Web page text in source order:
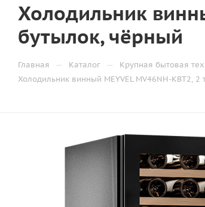
Холодильник
бутылок, чёрный
Главная — Каталог — Крупная бытовая
Холодильник винный MEYVEL MV46NH-KBT2,